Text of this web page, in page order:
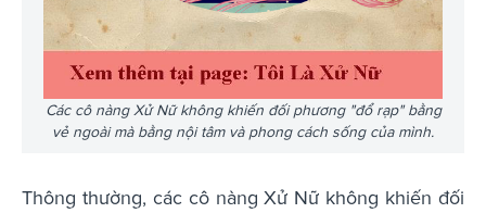
Các cô nàng Xử Nữ không khiến đối phương "đổ rạp" bằng
vẻ ngoài mà bằng nội tâm và phong cách sống của mình.
Thông thường, các cô nàng Xử Nữ không khiến đối